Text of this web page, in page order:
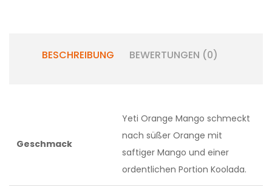
BESCHREIBUNG BEWERTUNGEN (0)
Geschmack
Yeti Orange Mango schmeckt
nach süßer Orange mit
saftiger Mango und einer
ordentlichen Portion Koolada.